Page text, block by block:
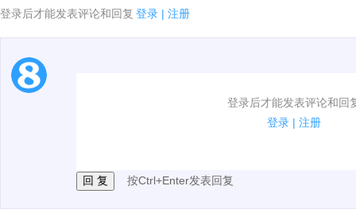
登录后才能发表评论和回复 登录 | 注册
登录后才能发表评论和回
登录 | 注册
1.电脑端新用户可以发表评论了！
按Ctrl+Enter发表回复